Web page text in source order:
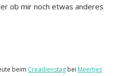
ob mir noch etwas anderes
beim Creadienstag bei Meertjes